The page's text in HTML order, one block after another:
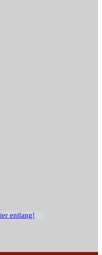
entlang!